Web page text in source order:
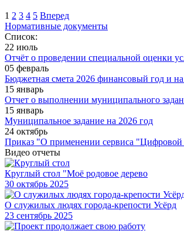
1 2 3 4 5 Вперед
Нормативные документы
Список:
22 июль
Отчёт о проведении специальной оценки
05 февраль
Бюджетная смета 2026 финансовый год и
15 январь
Отчет о выполнении муниципального
15 январь
Муниципальное задание на 2026 год
24 октябрь
Приказ "О применении сервиса
Видео отчеты
Круглый стол "Моё родовое дерево
30 октябрь 2025
О служилых людях города-крепости Усёрд
23 сентябрь 2025